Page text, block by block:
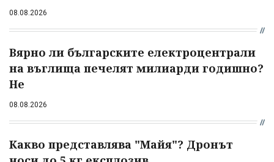
08.08.2026
Вярно ли българските електроцентрали
на въглища печелят милиарди годишно?
Не
08.08.2026
Какво представлява "Майя"? Дронът